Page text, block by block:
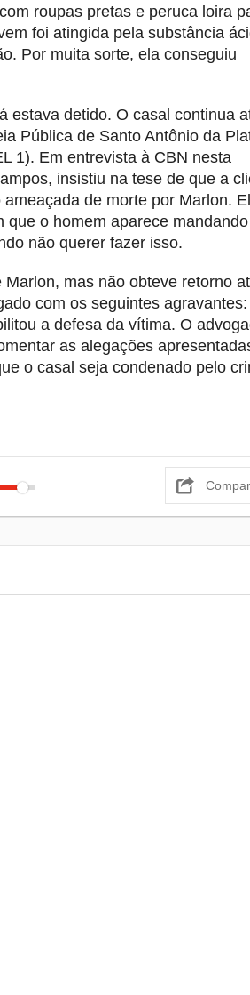
roupas pretas e peruca loira
foi atingida pela substância
Por muita sorte, ela conseguiu
estava detido. O casal continua
Pública de Santo Antônio da
1). Em entrevista à CBN nesta
insistiu na tese de que a
de morte por Marlon.
que o homem aparece mandando
não querer fazer isso.
mas não obteve retorno
com os seguintes agravantes:
a defesa da vítima. O
as alegações
o casal seja condenado pelo